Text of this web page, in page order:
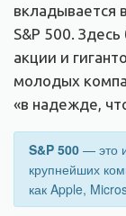
вкладывается
S&P 500.
акции и
молодых
«в надежде,
S&P 500 — это
крупнейших
как Apple,